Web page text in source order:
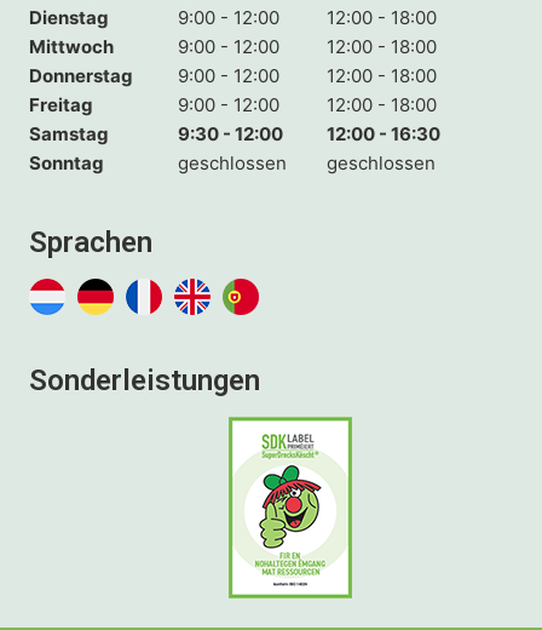
Dienstag
9:00 - 12:00
12:00 - 18:00
Mittwoch
9:00 - 12:00
12:00 - 18:00
Donnerstag
9:00 - 12:00
12:00 - 18:00
Freitag
9:00 - 12:00
12:00 - 18:00
Samstag
9:30 - 12:00
12:00 - 16:30
Sonntag
geschlossen geschlossen
Sprachen
Sonderleistungen